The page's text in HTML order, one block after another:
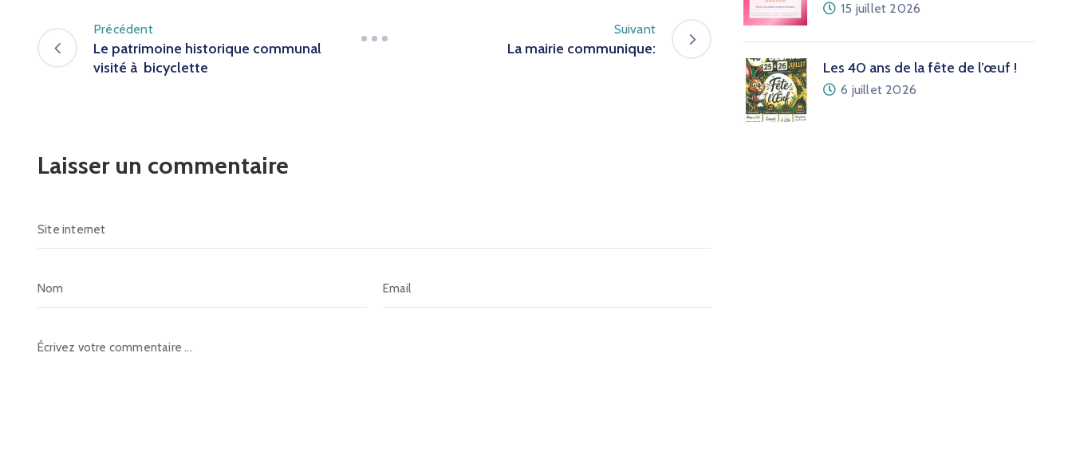
Précédent
Le patrimoine historique communal
visité à bicyclette
Suivant
La mairie communique:
Laisser un commentaire
15 juillet 2026
Les 40 ans de la fête de l’œuf !
6 juillet 2026